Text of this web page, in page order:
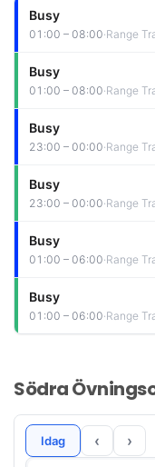
Busy
01:00 – 08:00 Range
Busy
01:00 – 08:00 Range
Busy
23:00 – 00:00 Range
Busy
23:00 – 00:00 Range
Busy
01:00 – 06:00 Range
Busy
01:00 – 06:00 Range
Södra
Idag ‹ ›